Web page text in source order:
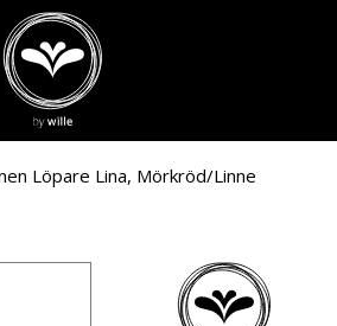
Löpare Lina, Mörkröd/Linne